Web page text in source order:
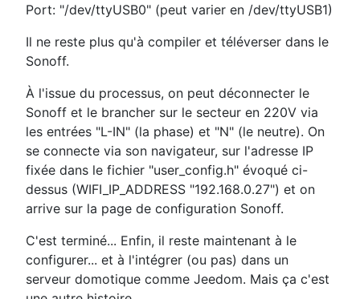
Port: "/dev/ttyUSB0" (peut varier en /dev/ttyUSB1)
Il ne reste plus qu'à compiler et téléverser dans le
Sonoff.
À l'issue du processus, on peut déconnecter le
Sonoff et le brancher sur le secteur en 220V via
les entrées "L-IN" (la phase) et "N" (le neutre). On
se connecte via son navigateur, sur l'adresse IP
fixée dans le fichier "user_config.h" évoqué ci-
dessus (WIFI_IP_ADDRESS "192.168.0.27") et on
arrive sur la page de configuration Sonoff.
C'est terminé... Enfin, il reste maintenant à le
configurer... et à l'intégrer (ou pas) dans un
serveur domotique comme Jeedom. Mais ça c'est